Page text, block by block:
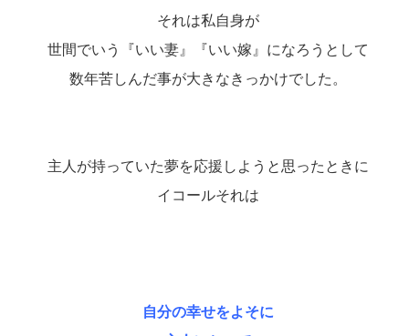
それは私自身が
世間でいう『いい妻』『いい嫁』になろうとして
数年苦しんだ事が大きなきっかけでした。
主人が持っていた夢を応援しようと思ったときに
イコールそれは
自分の幸せをよそに